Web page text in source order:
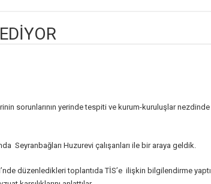
sorunlarının yerinde tespiti ve kurum-kuruluşlar
Seyranbağları Huzurevi çalışanları ile bir araya geldik.
düzenledikleri toplantıda TİS’e ilişkin bilgilendirme